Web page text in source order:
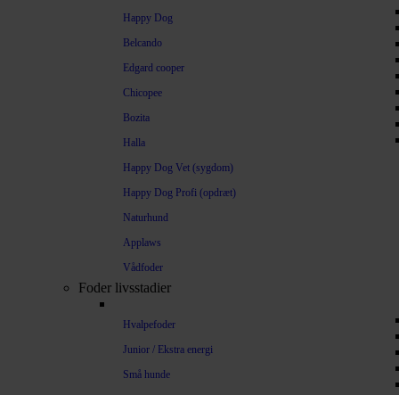
Happy Dog
Belcando
Edgard cooper
Chicopee
Bozita
Halla
Happy Dog Vet (sygdom)
Happy Dog Profi (opdræt)
Naturhund
Applaws
Vådfoder
Foder livsstadier
Hvalpefoder
Junior / Ekstra energi
Små hunde